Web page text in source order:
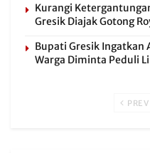
Kurangi
Gresik Diajak Gotong
Bupati Gresik Ingatkan
Warga Diminta Peduli
PREV